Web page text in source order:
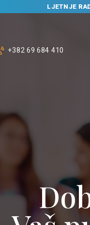
LJETNJE
+382 69 684 410